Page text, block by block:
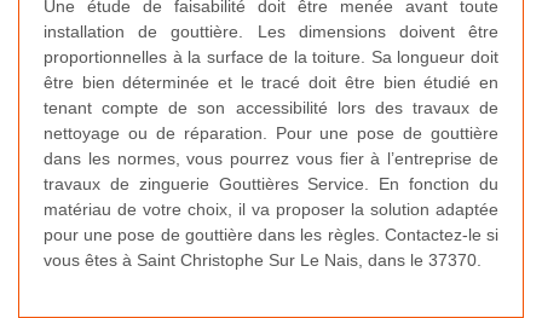
Une étude de faisabilité doit être menée avant toute
installation de gouttière. Les dimensions doivent être
proportionnelles à la surface de la toiture. Sa longueur doit
être bien déterminée et le tracé doit être bien étudié en
tenant compte de son accessibilité lors des travaux de
nettoyage ou de réparation. Pour une pose de gouttière
dans les normes, vous pourrez vous fier à l’entreprise de
travaux de zinguerie Gouttières Service. En fonction du
matériau de votre choix, il va proposer la solution adaptée
pour une pose de gouttière dans les règles. Contactez-le si
vous êtes à Saint Christophe Sur Le Nais, dans le 37370.